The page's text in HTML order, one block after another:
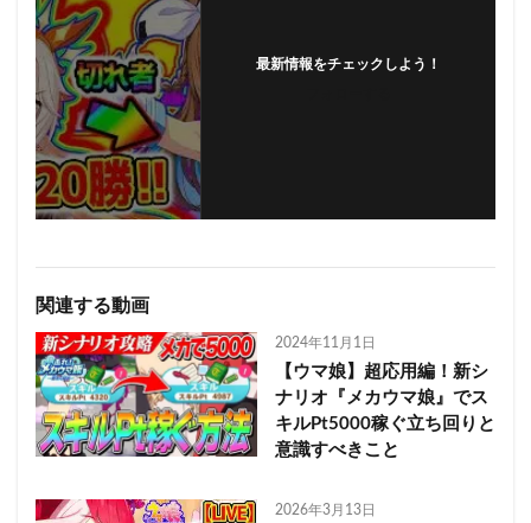
最新情報をチェックしよう！
関連する動画
2024年11月1日
【ウマ娘】超応用編！新シ
ナリオ『メカウマ娘』でス
キルPt5000稼ぐ立ち回りと
意識すべきこと
2026年3月13日